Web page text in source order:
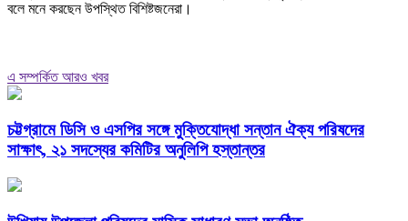
বলে মনে করছেন উপস্থিত বিশিষ্টজনেরা।
এ সম্পর্কিত আরও খবর
চট্টগ্রামে ডিসি ও এসপির সঙ্গে মুক্তিযোদ্ধা সন্তান ঐক্য পরিষদের
সাক্ষাৎ, ২১ সদস্যের কমিটির অনুলিপি হস্তান্তর